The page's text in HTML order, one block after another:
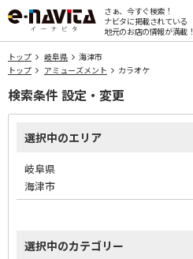
さぁ、今すぐ検索！
ナビタに掲載されている
地元のお店の情報が満載！
トップ 岐阜県
海津市
トップ
アミューズメント カラオケ
検索条件 設定・変更
選択中のエリア
岐阜県
海津市
選択中のカテゴリー